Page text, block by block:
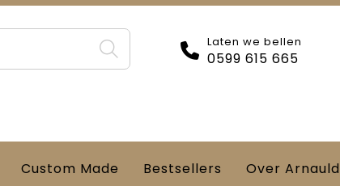
Laten we bellen
0599 615 665
Custom Made Bestsellers Over Arnauld